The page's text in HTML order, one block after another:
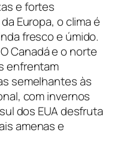
e fortes
Europa, o clima é
fresco e úmido.
O Canadá e o norte
enfrentam
semelhantes às
com invernos
dos EUA desfruta
amenas e